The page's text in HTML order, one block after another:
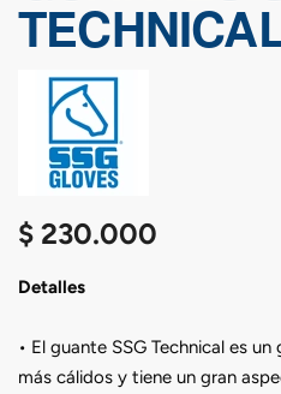
$ 230.000
Detalles
• El guante SSG Technical es
más cálidos y tiene un gran